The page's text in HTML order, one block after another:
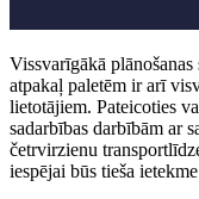
Vissvarīgākā
atpakaļ paletēm ir arī
lietotājiem. Pateicoties
sadarbības darbībām ar
četrvirzienu
iespējai būs tieša